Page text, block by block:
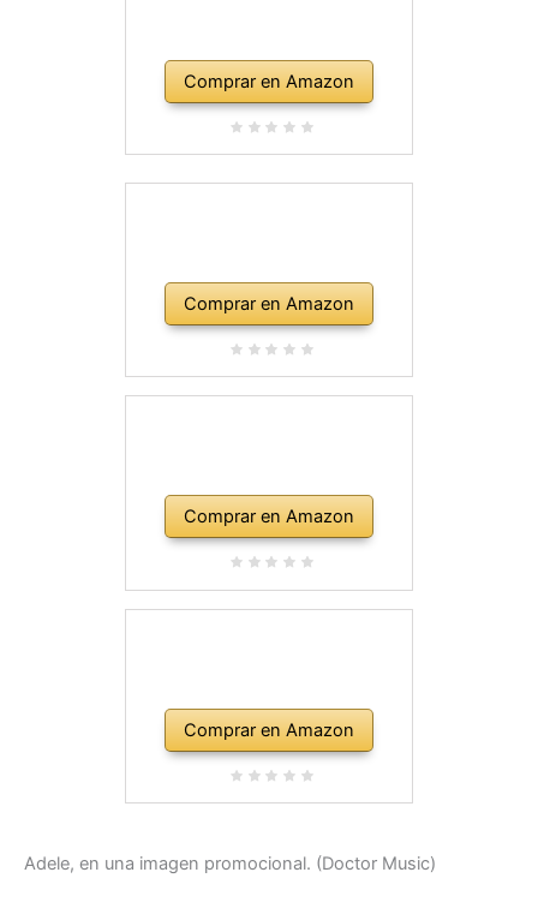
Comprar en Amazon
Comprar en Amazon
Comprar en Amazon
Comprar en Amazon
Adele, en una imagen promocional. (Doctor Music)